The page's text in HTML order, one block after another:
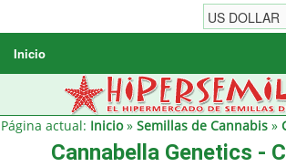
Inicio
Semillas de cannabis
Otros productos
Informaciónes / FAQ
Página actual: Inicio» Semillas de Cannabis »
Cannabella Genetics -